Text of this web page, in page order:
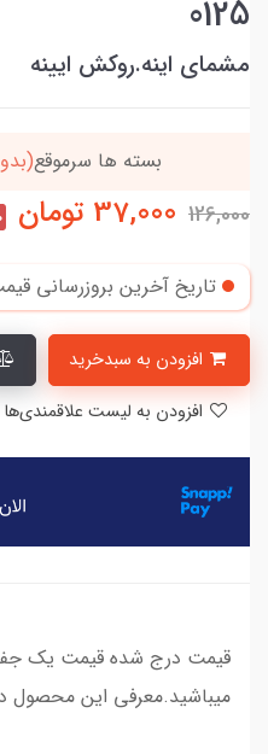
0125
مشمای اینه.روکش ایینه
خریدتو به5میلیون
126,000
37,000 تومان
تاریخ آخرین بروزرسانی
قیمت درج شده قیمت یک
میباشید.معرفی این محصول